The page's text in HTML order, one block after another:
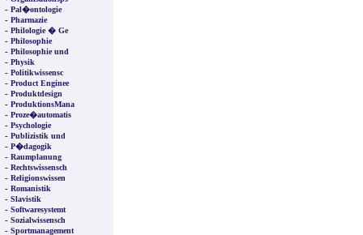
- Pal�ontologie
- Pharmazie
- Philologie � Ge
- Philosophie
- Philosophie und
- Physik
- Politikwissensc
- Product Enginee
- Produktdesign
- ProduktionsMana
- Proze�automatis
- Psychologie
- Publizistik und
- P�dagogik
- Raumplanung
- Rechtswissensch
- Religionswissen
- Romanistik
- Slavistik
- Softwaresystemt
- Sozialwissensch
- Sportmanagement